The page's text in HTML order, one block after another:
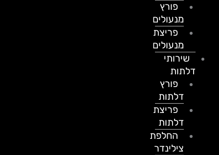
פורץ
מנעולים
פריצת
מנעולים
שירותי
דלתות
פורץ
דלתות
פריצת
דלתות
החלפת
צילינדר